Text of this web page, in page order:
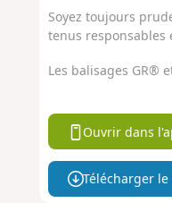
Soyez toujours
tenus responsables
Les balisages GR®
Ouvrir dans
Télécharger le